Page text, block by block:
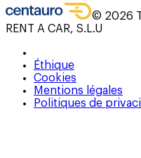
© 2026
RENT A CAR, S.L.U
Éthique
Cookies
Mentions légales
Politiques de